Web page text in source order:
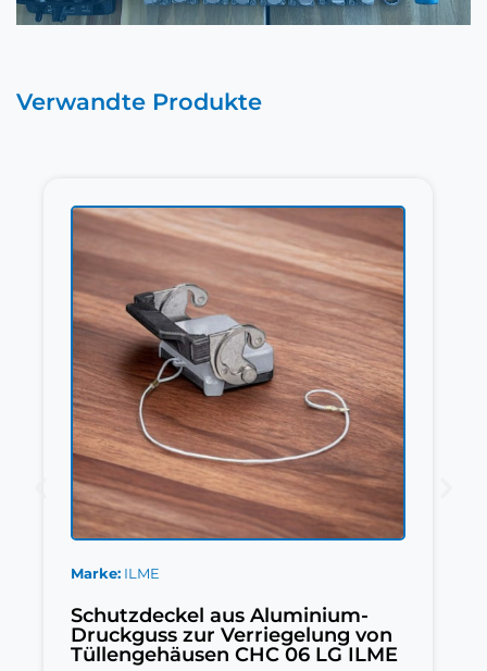
Verwandte Produkte
Marke ILME
Schutzdeckel aus Aluminium-
Druckguss zur Verriegelung von
Tüllengehäusen CHC 06 LG ILME